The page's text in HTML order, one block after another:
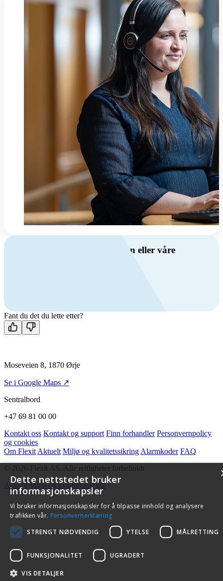
Har du spørsmål om ventilasjon eller våre
Kontakt oss
Fant du det du lette etter?
Moseveien 8, 1870 Ørje
Se i Google Maps ↗
Sentralbord
+47 69 81 00 00
Kontakt oss Kontakt og support Finn forhandler Personvernpolicy
og cookies
Om Flexit Aktuelt Miljø og kvalitetssikring Alarmkoder FAQ
© 2026 Flexit AS. Alle rettigheter forbeholdt
Aktuelt Miljø og kvalitetssikring
Dette nettstedet bruker
informasjonskapsler
Vi bruker informasjonskapsler for å tilpasse innhold og analysere
trafikken vår. Personvernerklæring
STRENGT NØDVENDIG
YTELSE MÅLRETTING
FUNKSJONALITET UGRADERT
VIS DETALJER